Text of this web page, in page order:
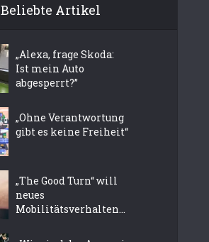
Beliebte Artikel
„Alexa, frage Skoda:
Ist mein Auto
abgesperrt?”
„Ohne Verantwortung
gibt es keine Freiheit“
„The Good Turn“ will
neues
Mobilitätsverhalten...